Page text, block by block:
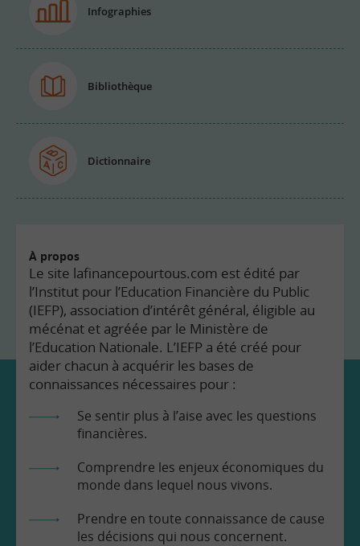
Infographies
Bibliothèque
Dictionnaire
À propos
Le site lafinancepourtous.com est édité par
l’Institut pour l’Education Financière du Public
(IEFP), association d’intérêt général, éligible au
mécénat et agréée par le Ministère de
l’Education Nationale. L’IEFP a été créé pour
aider chacun à acquérir les bases de
connaissances nécessaires pour :
Se sentir plus à l’aise avec les questions
financières.
Comprendre les enjeux économiques du
monde dans lequel nous vivons.
Prendre en toute connaissance de cause
les décisions qui nous concernent.